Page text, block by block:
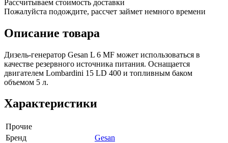
Рассчитываем стоимость доставки
Пожалуйста подождите, рассчет займет немного времени
Описание товара
Дизель-генератор Gesan L 6 MF может использоваться в
качестве резервного источника питания. Оснащается
двигателем Lombardini 15 LD 400 и топливным баком
объемом 5 л.
Характеристики
Прочие
Бренд
Gesan